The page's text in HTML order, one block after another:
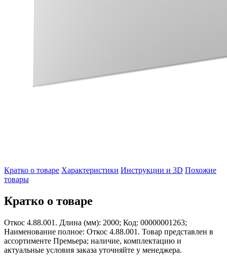
Кратко о товаре Характеристики Инструкции и 3D Похожие
товары
Кратко о товаре
Откос 4.88.001. Длина (мм): 2000; Код: 00000001263;
Наименование полное: Откос 4.88.001. Товар представлен в
ассортименте Премьера; наличие, комплектацию и
актуальные условия заказа уточняйте у менеджера.